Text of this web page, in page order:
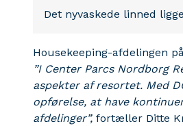
Det nyvaskede linned
Housekeeping-afdelingen
”I Center Parcs Nordborg
aspekter af resortet. Med
opførelse, at have
afdelinger”, fortæller Ditte